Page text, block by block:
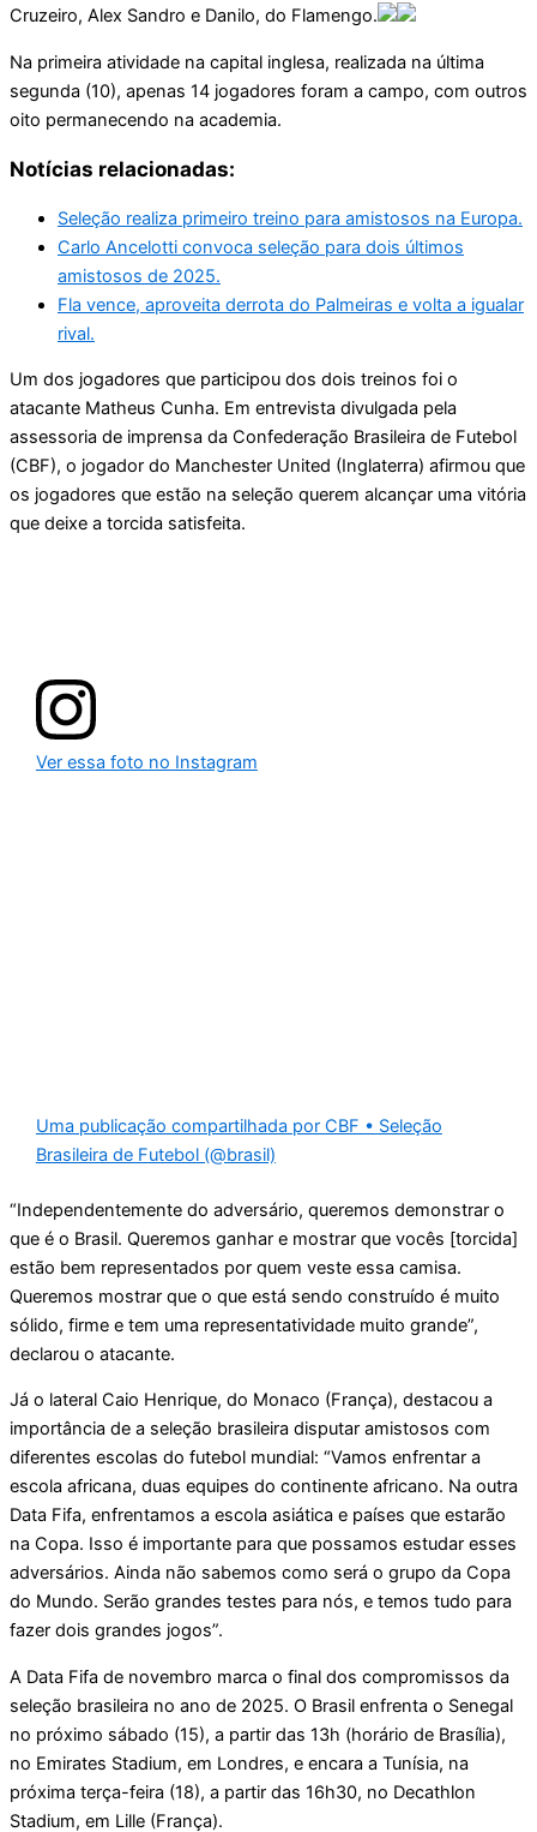
Cruzeiro, Alex Sandro e Danilo, do Flamengo.
Na primeira atividade na capital inglesa, realizada na última
segunda (10), apenas 14 jogadores foram a campo, com outros
oito permanecendo na academia.
Notícias relacionadas:
Seleção realiza primeiro treino para amistosos na Europa.
Carlo Ancelotti convoca seleção para dois últimos
amistosos de 2025.
Fla vence, aproveita derrota do Palmeiras e volta a igualar
rival.
Um dos jogadores que participou dos dois treinos foi o
atacante Matheus Cunha. Em entrevista divulgada pela
assessoria de imprensa da Confederação Brasileira de Futebol
(CBF), o jogador do Manchester United (Inglaterra) afirmou que
os jogadores que estão na seleção querem alcançar uma vitória
que deixe a torcida satisfeita.
Ver essa foto no Instagram
Uma publicação compartilhada por CBF • Seleção
Brasileira de Futebol (@brasil)
“Independentemente do adversário, queremos demonstrar o
que é o Brasil. Queremos ganhar e mostrar que vocês [torcida]
estão bem representados por quem veste essa camisa.
Queremos mostrar que o que está sendo construído é muito
sólido, firme e tem uma representatividade muito grande”,
declarou o atacante.
Já o lateral Caio Henrique, do Monaco (França), destacou a
importância de a seleção brasileira disputar amistosos com
diferentes escolas do futebol mundial: “Vamos enfrentar a
escola africana, duas equipes do continente africano. Na outra
Data Fifa, enfrentamos a escola asiática e países que estarão
na Copa. Isso é importante para que possamos estudar esses
adversários. Ainda não sabemos como será o grupo da Copa
do Mundo. Serão grandes testes para nós, e temos tudo para
fazer dois grandes jogos”.
A Data Fifa de novembro marca o final dos compromissos da
seleção brasileira no ano de 2025. O Brasil enfrenta o Senegal
no próximo sábado (15), a partir das 13h (horário de Brasília),
no Emirates Stadium, em Londres, e encara a Tunísia, na
próxima terça-feira (18), a partir das 16h30, no Decathlon
Stadium, em Lille (França).